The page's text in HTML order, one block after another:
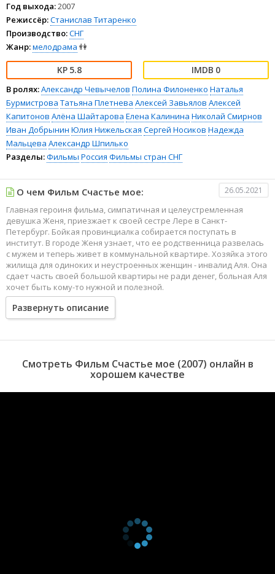
Год выхода:2007
Режиссёр:Станислав Титаренко
Производство:СНГ
Жанр:мелодрама 👫
5.8 0
В ролях:Александр Чевычелов Полина Филоненко Наталья
Бурмистрова Татьяна Плетнева Алексей Завьялов Алексей
Капитонов Алёна Шайтарова Елена Калинина Николай Смирнов
Иван Добрынин Юлия Нижельская Сергей Носиков Надежда
Мальцева Александр Шпилько
Разделы:Фильмы Россия Фильмы стран СНГ
О чем Фильм Счастье мое: 26.05.2021
Главная героиня фильма, симпатичная и целеустремленная
девушка Женя, приезжает к своей сестре Лере в Санкт-
Петербург. Бойкая провинциалка собирается поступать в
институт. В городе Женя узнает, что ее родственница развелась
с мужем и теперь живет в коммунальной квартире. Хозяйка этого
жилища для одиноких и неустроенных женщин - инвалид Аля. Она
сдает часть своей большой квартиры не ради денег, больная Аля
хочет быть кому-то нужной и полезной.
Квартирантки живут одной большой и дружной семьей, в
которую и попадает наша героиня. Веселой и энергичной
личную жизнь своих новых подружек. И у девушки это
Развернуть описание
Смотреть Фильм Счастье мое (2007) онлайн в
хорошем качестве